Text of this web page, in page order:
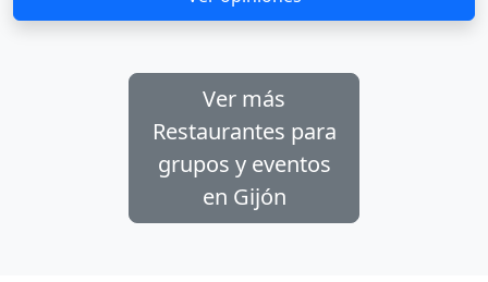
Ver más
Restaurantes para
grupos y eventos
en Gijón